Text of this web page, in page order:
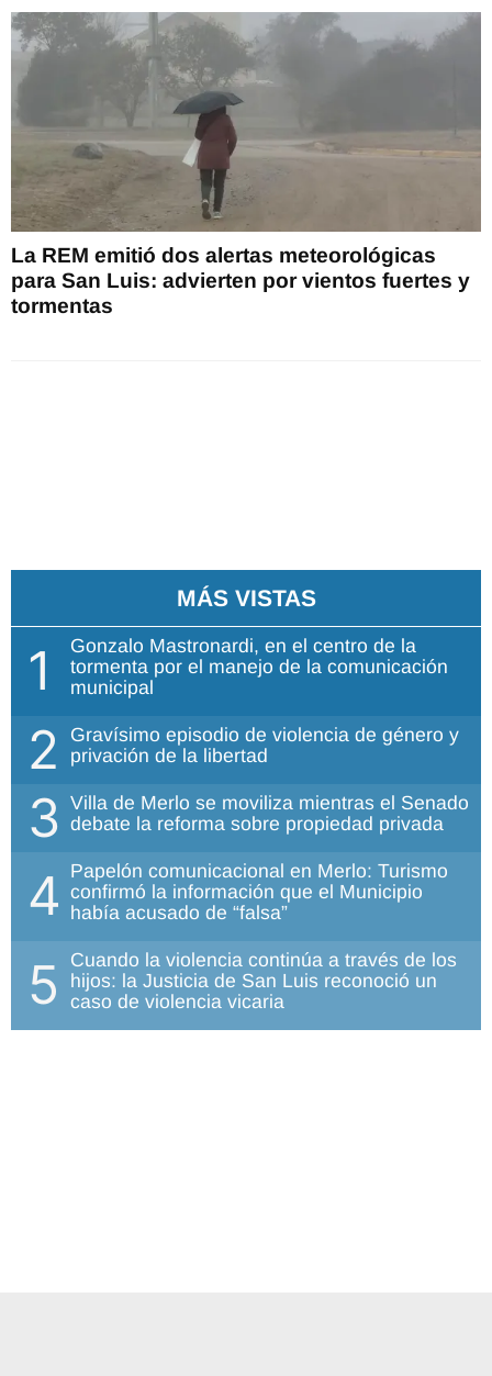
La REM emitió dos alertas meteorológicas
para San Luis: advierten por vientos fuertes y
tormentas
MÁS VISTAS
1
Gonzalo Mastronardi, en el centro de la
tormenta por el manejo de la comunicación
municipal
2
Gravísimo episodio de violencia de género y
privación de la libertad
3 Villa de Merlo se moviliza mientras el Senado
debate la reforma sobre propiedad privada
4 Papelón comunicacional en Merlo: Turismo
confirmó la información que el Municipio
había acusado de “falsa”
5
Cuando la violencia continúa a través de los
hijos: la Justicia de San Luis reconoció un
caso de violencia vicaria